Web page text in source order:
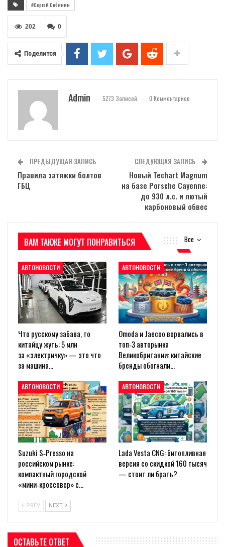
#Сергей Собянин
0
202
Поделится
Admin 5273 Записей 0 Комментариев
ПРЕДЫДУЩАЯ ЗАПИСЬ
Правила затяжки болтов
ГБЦ
СЛЕДУЮЩАЯ ЗАПИСЬ
Новый Techart Magnum
на базе Porsche Cayenne:
до 930 л.с. и лютый
карбоновый обвес
Все
ВАМ ТАКЖЕ МОГУТ ПОНРАВИТЬСЯ
АВТОНОВОСТИ
Что русскому забава, то
китайцу жуть: 5 млн
за «электричку» — это что
за машина…
АВТОНОВОСТИ
Omoda и Jaecoo ворвались в
топ‑3 авторынка
Великобритании: китайские
бренды обогнали…
АВТОНОВОСТИ
Suzuki S‑Presso на
российском рынке:
компактный городской
«мини‑кроссовер» с…
АВТОНОВОСТИ
Lada Vesta CNG: битопливная
версия со скидкой 160 тысяч
— стоит ли брать?
PREV NEXT
ОСТАВЬТЕ ОТВЕТ